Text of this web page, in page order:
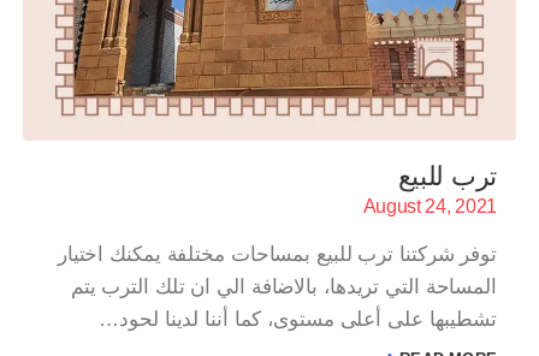
ترب للبيع
August 24, 2021
توفر شركتنا ترب للبيع بمساحات مختلفة يمكنك اختيار
المساحة التي تريدها، بالاضافة الي ان تلك الترب يتم
تشطيبها على أعلى مستوى، كما أننا لدينا لحود…